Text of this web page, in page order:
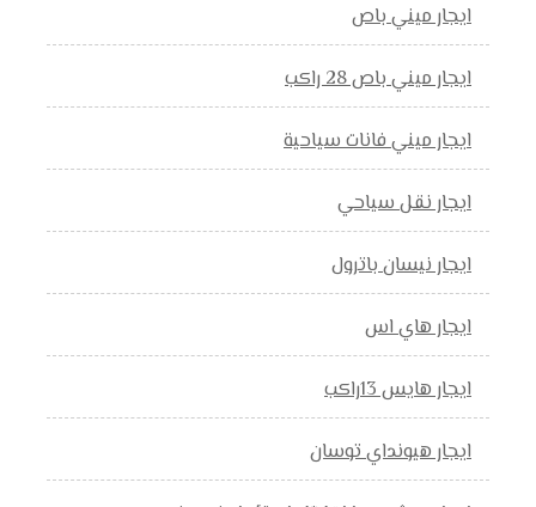
ايجار ميني باص
ايجار ميني باص 28 راكب
ايجار ميني فانات سياحية
ايجار نقل سياحي
ايجار نيسان باترول
ايجار هاي اس
ايجار هايس 13راكب
ايجار هيونداي توسان